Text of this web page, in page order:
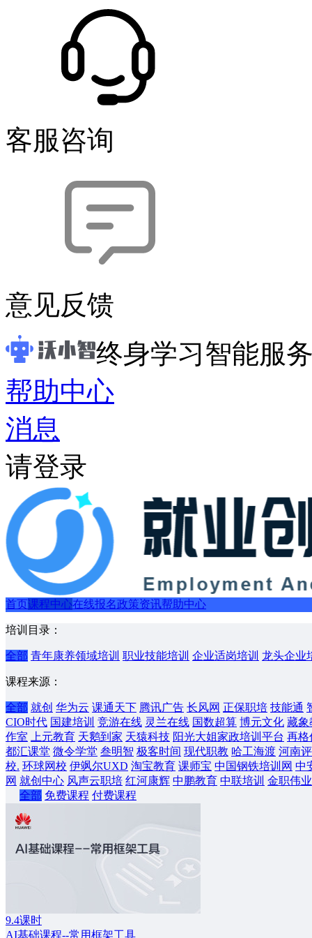
客服咨询
意见反馈
终身学习智能服
帮助中心
消息
请登录
首页课程中心在线报名政策资讯帮助中心
培训目录：
全部 青年康养领域培训 职业技能培训 企业适岗培训 龙头企业
课程来源：
全部 就创 华为云 课通天下 腾讯广告 长风网 正保职培 技能通
CIO时代 国建培训 竞游在线 灵兰在线 国数超算 博元文化 藏象
作室
上元教育 天鹅到家 天猿科技 阳光大姐家政培训平台 再格
都汇课堂 微令学堂 叁明智 极客时间 现代职教 哈工海渡 河南
校. 环球网校 伊飒尔UXD 淘宝教育 课师宝 中国钢铁培训网 中
网 就创中心 风声云职培 红河康辉 中鹏教育 中联培训 金职伟业
全部 免费课程 付费课程
9.4课时
AI基础课程--常用框架工具